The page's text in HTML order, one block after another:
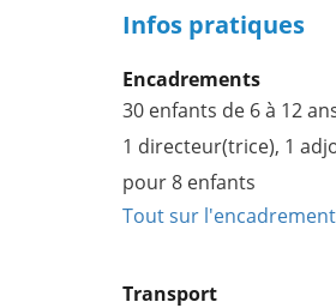
Infos pratiques
Encadrements
30 enfants de 6 à 12
1 directeur(trice), 1
pour 8 enfants
Tout sur
Transport